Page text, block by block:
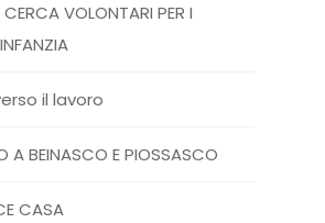
VOLONTARI PER I
il lavoro
A BEINASCO E PIOSSASCO
CASA